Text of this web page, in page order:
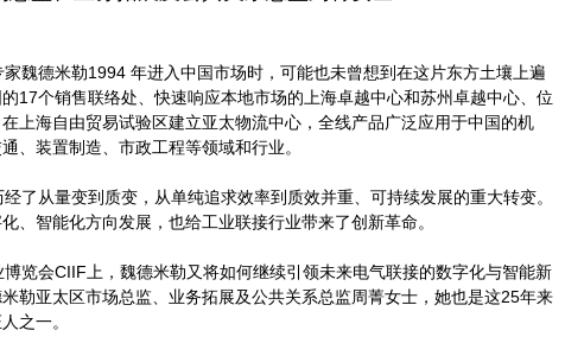
魏德米勒1994 年进入中国市场时，可能也未曾想到在这片东方土壤上遍
17个销售联络处、快速响应本地市场的上海卓越中心和苏州卓越中心、位
上海自由贸易试验区建立亚太物流中心，全线产品广泛应用于中国的机
、装置制造、市政工程等领域和行业。
了从量变到质变，从单纯追求效率到质效并重、可持续发展的重大转变。
、智能化方向发展，也给工业联接行业带来了创新革命。
览会CIIF上，魏德米勒又将如何继续引领未来电气联接的数字化与智能新
勒亚太区市场总监、业务拓展及公共关系总监周菁女士，她也是这25年来
之一。